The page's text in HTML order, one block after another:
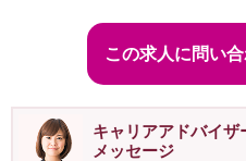
この求人に問い合
キャリアアドバイザ
メッセージ